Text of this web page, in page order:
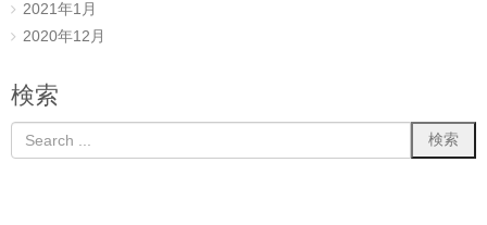
2021年1月
2020年12月
検索